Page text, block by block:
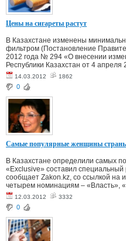
Цены на сигареты растут
В Казахстане изменены
фильтром (Постановление
2012 года № 294 «О внесении
Республики Казахстан от 4 апреля
14.03.2012 1862
0
Самые популярные женщины
В Казахстане определили самых
«Exclusive» составил специальный
сообщает Zakon.kz, со ссылкой на
четырем номинациям – «Власть»,
12.03.2012 3332
0